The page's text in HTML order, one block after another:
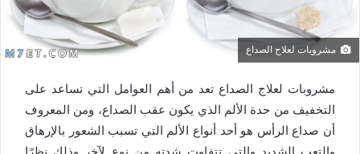
مشروبات لعلاج الصداع
مشروبات لعلاج الصداع تعد من أهم العوامل التي تساعد على
التخفيف من حدة الألم الذي يكون عقب الصداع، ومن المعروف
أن صداع الرأس هو أحد أنواع الألم التي تسبب الشعور بالإرهاق
والتعب الشديد والتي تتفاوت شدته من نوع لآخر وذلك نظرًا